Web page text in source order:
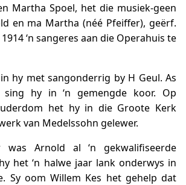
Martha Spoel, het die musiek-geen
en ma Martha (néé Pfeiffer), geërf.
‘n sangeres aan die Operahuis te
hy met sangonderrig by H Geul. As
sing hy in ‘n gemengde koor. Op
het hy in die Groote Kerk
van Medelssohn gelewer.
Arnold al ‘n gekwalifiseerde
het ‘n halwe jaar lank onderwys in
Sy oom Willem Kes het gehelp dat